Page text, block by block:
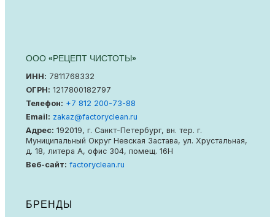
ООО «РЕЦЕПТ ЧИСТОТЫ»
ИНН: 7811768332
ОГРН: 1217800182797
Телефон: +7 812 200-73-88
Email: zakaz@factoryclean.ru
Адрес: 192019, г. Санкт-Петербург, вн. тер. г.
Муниципальный Округ Невская Застава, ул. Хрустальная,
д. 18, литера А, офис 304, помещ. 16Н
Веб-сайт: factoryclean.ru
БРЕНДЫ